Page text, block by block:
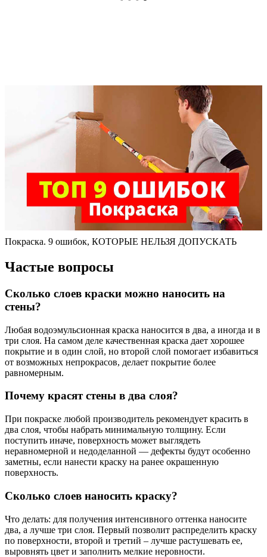
Покраска. 9 ошибок, КОТОРЫЕ НЕЛЬЗЯ ДОПУСКАТЬ
Частые вопросы
Сколько слоев краски можно наносить на
стены?
Любая водоэмульсионная краска наносится в два, а иногда и в
три слоя. На самом деле качественная краска дает хорошее
покрытие и в один слой, но второй слой помогает избавиться
от возможных непрокрасов, делает покрытие более
равномерным.
Почему красят стены в два слоя?
При покраске любой производитель рекомендует красить в
два слоя, чтобы набрать минимальную толщину. Если
поступить иначе, поверхность может выглядеть
неравномерной и недоделанной — дефекты будут особенно
заметны, если нанести краску на ранее окрашенную
поверхность.
Сколько слоев наносить краску?
Что делать: для получения интенсивного оттенка наносите
два, а лучше три слоя. Первый позволит распределить краску
по поверхности, второй и третий – лучше растушевать ее,
выровнять цвет и заполнить мелкие неровности.